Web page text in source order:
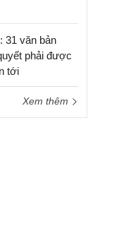
31 văn bản
phải được
tới
Xem thêm